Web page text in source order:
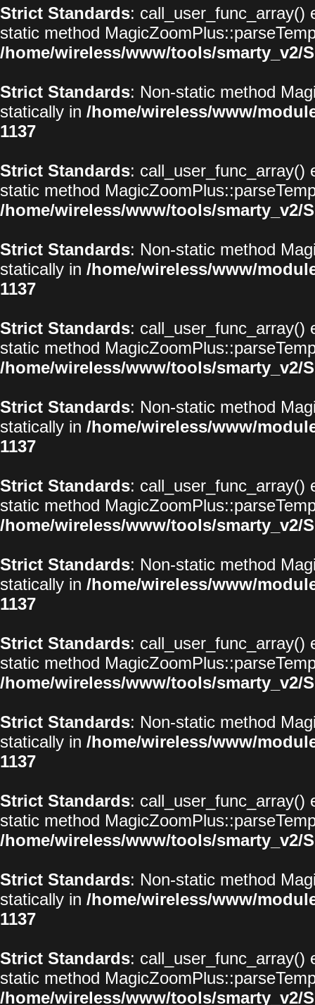
Strict Standards: call_user_func_array()
static method
/home/wireless/www/tools/smarty_v2/
Strict Standards: Non-static method
statically in /home/wireless/www/
1137
Strict Standards: call_user_func_array()
static method
/home/wireless/www/tools/smarty_v2/
Strict Standards: Non-static method
statically in /home/wireless/www/
1137
Strict Standards: call_user_func_array()
static method
/home/wireless/www/tools/smarty_v2/
Strict Standards: Non-static method
statically in /home/wireless/www/
1137
Strict Standards: call_user_func_array()
static method
/home/wireless/www/tools/smarty_v2/
Strict Standards: Non-static method
statically in /home/wireless/www/
1137
Strict Standards: call_user_func_array()
static method
/home/wireless/www/tools/smarty_v2/
Strict Standards: Non-static method
statically in /home/wireless/www/
1137
Strict Standards: call_user_func_array()
static method
/home/wireless/www/tools/smarty_v2/
Strict Standards: Non-static method
statically in /home/wireless/www/
1137
Strict Standards: call_user_func_array()
static method
/home/wireless/www/tools/smarty_v2/